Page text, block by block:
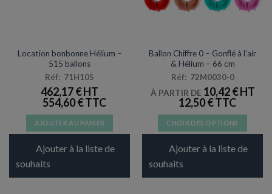
Location bonbonne Hélium –
515 ballons
Réf: 71H105
462,17€
554,60€
AJOUTER AU PANIER
Ajouter à la liste de
souhaits
Ballon Chiffre 0 – Gonflé à l’air
& Hélium – 66 cm
Réf: 72M0030-0
À PARTIR DE 10,42€
12,50€
CHOIX DES OPTIONS
Ce
produit
Ajouter à la liste de
souhaits